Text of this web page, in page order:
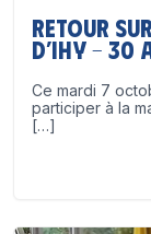
Retour
d’IHY –
Ce mardi 7
participer à la
[…]